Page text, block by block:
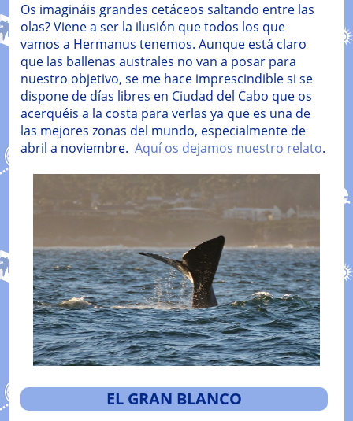
Os imagináis grandes cetáceos saltando entre las
olas? Viene a ser la ilusión que todos los que
vamos a Hermanus tenemos. Aunque está claro
que las ballenas australes no van a posar para
nuestro objetivo, se me hace imprescindible si se
dispone de días libres en Ciudad del Cabo que os
acerquéis a la costa para verlas ya que es una de
las mejores zonas del mundo, especialmente de
abril a noviembre. Aquí os dejamos nuestro relato.
EL GRAN BLANCO